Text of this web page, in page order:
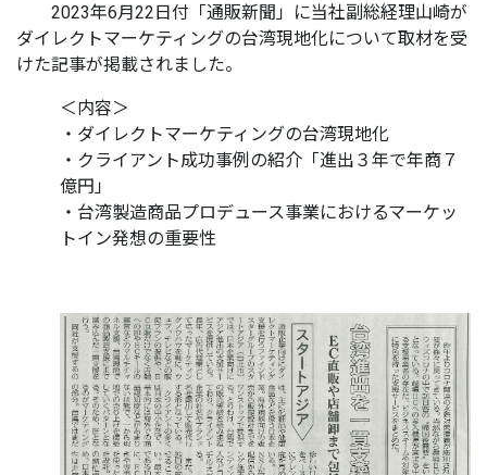
2023年6月22日付「通販新聞」に当社副総経理山崎が
ダイレクトマーケティングの台湾現地化について取材を受
けた記事が掲載されました。
＜内容＞
・ダイレクトマーケティングの台湾現地化
・クライアント成功事例の紹介「進出３年で年商７
億円」
・台湾製造商品プロデュース事業におけるマーケッ
トイン発想の重要性